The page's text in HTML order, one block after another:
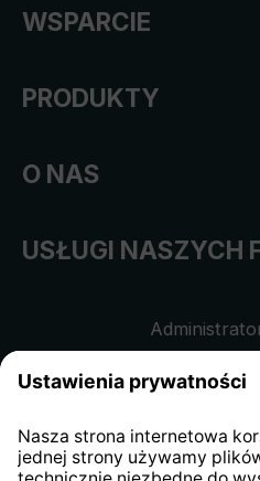
WSPARCIE
PRODUKTY
O NAS
USŁUGI NASZYCH
Klauzula